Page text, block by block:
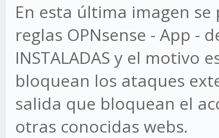
En esta última imagen
reglas OPNsense - App -
INSTALADAS y el motivo
bloquean los ataques
salida que bloquean el
otras conocidas webs.